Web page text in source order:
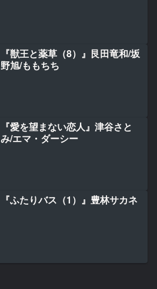
『獣王と薬草（8）』艮田竜和/坂
野旭/ももちち
『愛を望まない恋人』津谷さと
み/エマ・ダーシー
『ふたりバス（1）』豊林サカネ